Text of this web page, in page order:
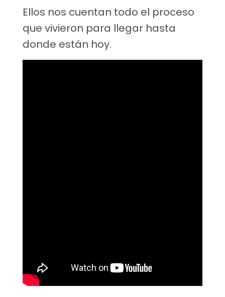
Ellos nos cuentan todo el proceso
que vivieron para llegar hasta
donde están hoy.